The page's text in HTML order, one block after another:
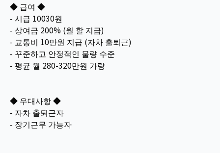
◆ 급여 ◆
- 시급 10030원
- 상여금 200% (월 할 지급)
- 교통비 10만원 지급 (자차 출퇴근)
- 꾸준하고 안정적인 물량 수준
- 평균 월 280-320만원 가량
◆ 우대사항 ◆
- 자차 출퇴근자
- 장기근무 가능자